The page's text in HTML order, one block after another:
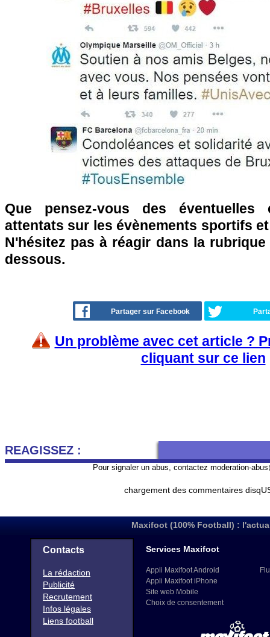
Que pensez-vous des éventuelles
attentats sur les évènements sportifs
N'hésitez pas à réagir dans la
dessous.
Partager sur Facebook
Un problème avec cet article ?
cliquant sur ce lien
REAGISSEZ :
Pour signaler un abus, contactez moderation-
chargement des commentaires
Maxifoot (100% Football) :
Contacts
La rédaction
Publicité
Recrutement
Infos légales
Liens football
Services Maxifoot
Appli Maxifoot Android
Appli Maxifoot iPhone
Site web Mobile
Choix de consentement